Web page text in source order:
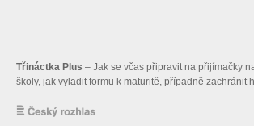
Třináctka Plus – Jak se včas připravit na přijímačky
školy, jak vyladit formu k maturitě, případně zachránit
nanečisto